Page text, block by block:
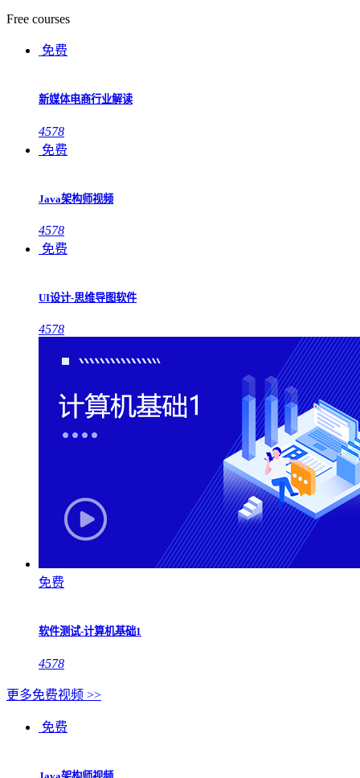
Free courses
免费
新媒体电商行业解读
4578
免费
Java架构师视频
4578
免费
UI设计-思维导图软件
4578
免费
软件测试-计算机基础1
4578
更多免费视频 >>
免费